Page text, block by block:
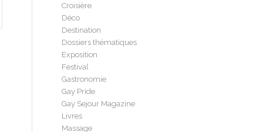
Croisière
Déco
Destination
Dossiers thématiques
Exposition
Festival
Gastronomie
Gay Pride
Gay Sejour Magazine
Livres
Massage